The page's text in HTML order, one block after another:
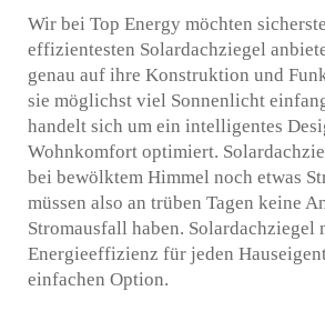
Wir bei Top Energy möchten
effizientesten Solardachziegel
genau auf ihre Konstruktion und
sie möglichst viel Sonnenlicht
handelt sich um ein intelligentes
Wohnkomfort optimiert.
bei bewölktem Himmel noch etwas
müssen also an trüben Tagen keine
Stromausfall haben. Solardachziegel
Energieeffizienz für jeden
einfachen Option.